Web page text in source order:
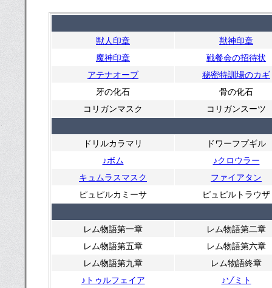
獣人印章
獣神印章
魔神印章
戦餐会の招待状
アテナオーブ
秘密特訓場のカギ
牙の化石
骨の化石
コリガンマスク
コリガンスーツ
ドリルカラマリ
ドワーフプギル
♪ボム
♪クロウラー
キュムラスマスク
ファイアタン
ピュピルカミーサ
ピュピルトラウザ
レム物語第一章
レム物語第二章
レム物語第五章
レム物語第六章
レム物語第九章
レム物語終章
♪トゥルフェイア
♪ゾミト